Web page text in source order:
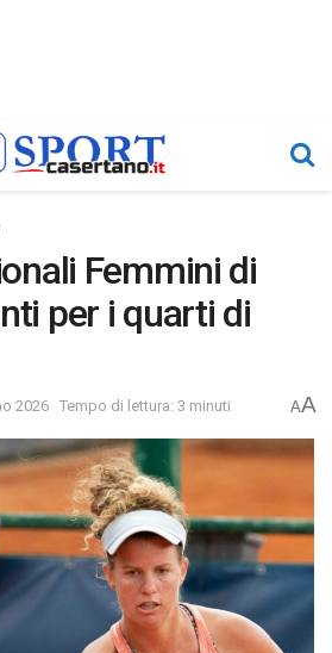
Femmini di
per i quarti di
2026 Tempo di lettura: 3 minuti AA